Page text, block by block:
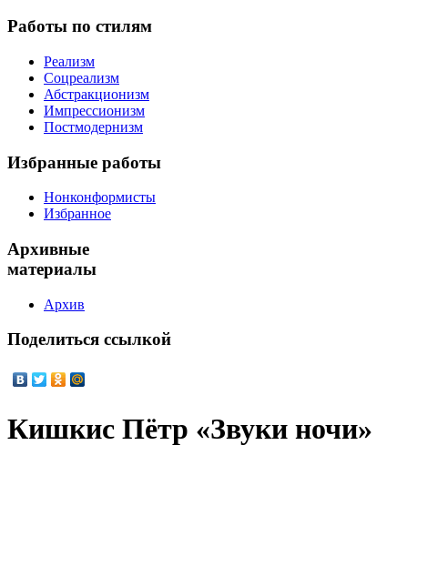
Работы по стилям
Реализм
Соцреализм
Абстракционизм
Импрессионизм
Постмодернизм
Избранные работы
Нонконформисты
Избранное
Архивные
материалы
Архив
Поделиться ссылкой
Кишкис Пётр «Звуки ночи»